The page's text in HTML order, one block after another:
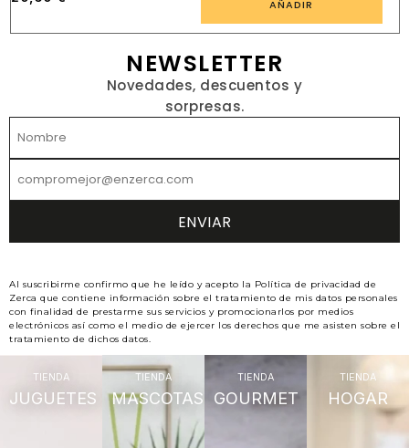
AÑADIR
NEWSLETTER
Novedades, descuentos y
sorpresas.
Al suscribirme confirmo que he leído y acepto la Política de privacidad de
Zerca que contiene información sobre el tratamiento de mis datos personales
con finalidad de prestarme sus servicios y promocionarlos por medios
electrónicos así como el medio de ejercer los derechos que me asisten sobre el
tratamiento de dichos datos.
TIENDA
JUGUETES
TIENDA
MASCOTAS
TIENDA
GOURMET
TIENDA
HOGAR